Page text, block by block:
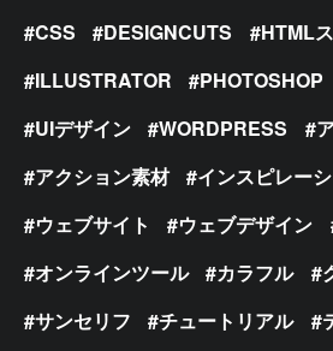
CSS DESIGNCUTS
HTML
ILLUSTRATOR
PHOTOSHOP
UIデザイン
WORDPRESS
アクション素材
インスピレー
ウェブサイト
ウェブデザイン
オンラインツール
カラフル
サンセリフ
チュートリアル